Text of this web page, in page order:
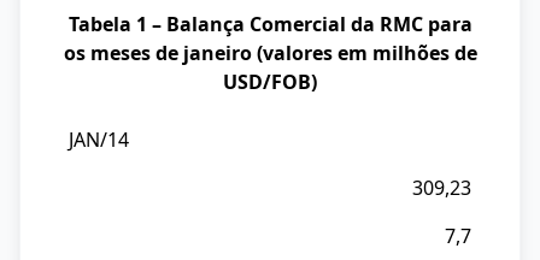
Tabela 1 – Balança Comercial da RMC para
os meses de janeiro (valores em milhões de
USD/FOB)
Mês/Ano
JAN/14
309,23
7,7